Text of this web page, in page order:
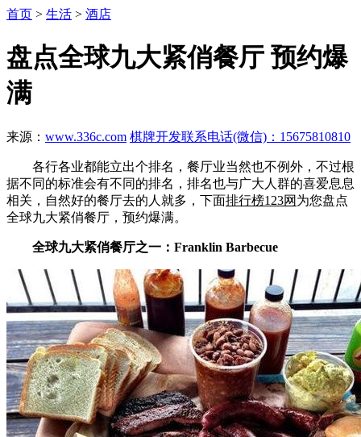
首页 > 生活 > 酒店
盘点全球九大紧俏餐厅 预约爆
满
来源： www.336c.com 棋牌开发联系电话(微信)：15675810810
各行各业都能立出个排名，餐厅业当然也不例外，不过根
据不同的标准会有不同的排名，排名也与广大人群的喜爱息息
相关，自然好的餐厅去的人就多，下面排行榜123网 为您盘点
全球九大紧俏餐厅，预约爆满。
全球九大紧俏餐厅之一：Franklin Barbecue